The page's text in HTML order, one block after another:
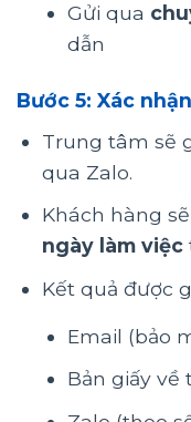
Gửi qua
dẫn
Bước 5: Xác
Trung tâm sẽ
qua Zalo.
Khách hàng
ngày làm việc
Kết quả được
Email (bảo
Bản giấy về